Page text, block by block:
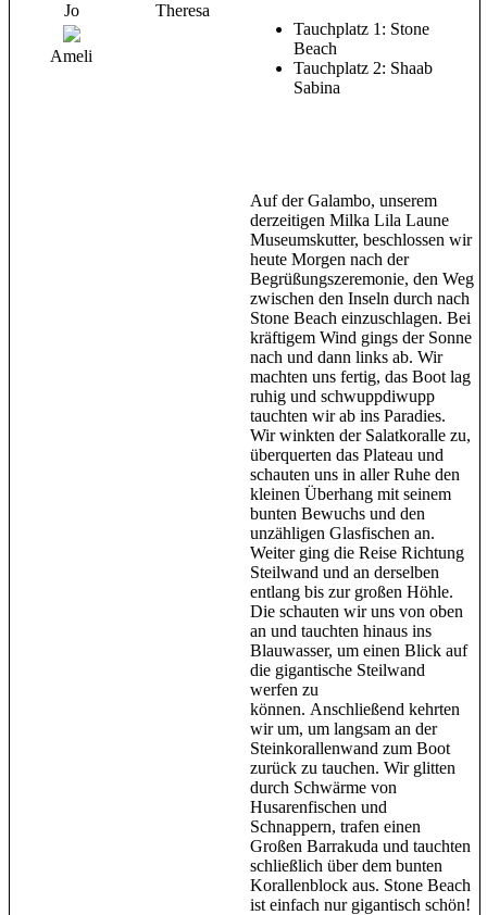
Jo Theresa
Ameli
Tauchplatz 1: Stone
Beach
Tauchplatz 2: Shaab
Sabina
Auf der Galambo, unserem
derzeitigen Milka Lila Laune
Museumskutter, beschlossen wir
heute Morgen nach der
Begrüßungszeremonie, den Weg
zwischen den Inseln durch nach
Stone Beach einzuschlagen. Bei
kräftigem Wind gings der Sonne
nach und dann links ab. Wir
machten uns fertig, das Boot lag
ruhig und schwuppdiwupp
tauchten wir ab ins Paradies.
Wir winkten der Salatkoralle zu,
überquerten das Plateau und
schauten uns in aller Ruhe den
kleinen Überhang mit seinem
bunten Bewuchs und den
unzähligen Glasfischen an.
Weiter ging die Reise Richtung
Steilwand und an derselben
entlang bis zur großen Höhle.
Die schauten wir uns von oben
an und tauchten hinaus ins
Blauwasser, um einen Blick auf
die gigantische Steilwand
werfen zu
können. Anschließend kehrten
wir um, um langsam an der
Steinkorallenwand zum Boot
zurück zu tauchen. Wir glitten
durch Schwärme von
Husarenfischen und
Schnappern, trafen einen
Großen Barrakuda und tauchten
schließlich über dem bunten
Korallenblock aus. Stone Beach
ist einfach nur gigantisch schön!